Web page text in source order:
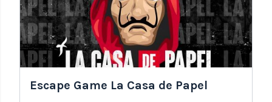
Escape Game La Casa de Papel